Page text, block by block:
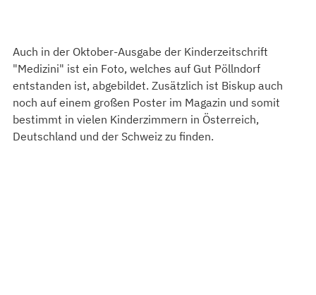
Auch in der Oktober-Ausgabe der Kinderzeitschrift
"Medizini" ist ein Foto, welches auf Gut Pöllndorf
entstanden ist, abgebildet. Zusätzlich ist Biskup auch
noch auf einem großen Poster im Magazin und somit
bestimmt in vielen Kinderzimmern in Österreich,
Deutschland und der Schweiz zu finden.